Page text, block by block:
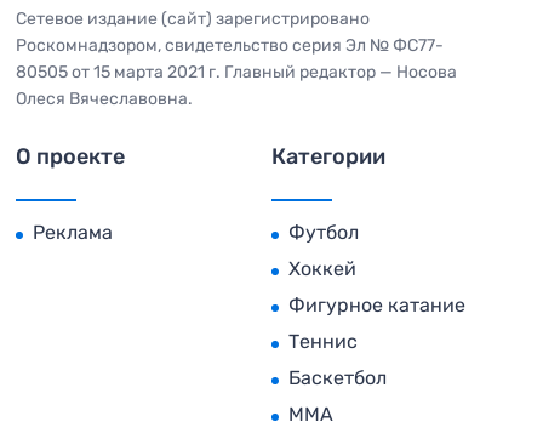
Сетевое издание (сайт) зарегистрировано
Роскомнадзором, свидетельство серия Эл № ФС77-
80505 от 15 марта 2021 г. Главный редактор — Носова
Олеся Вячеславовна.
О проекте
Реклама
Категории
Футбол
Хоккей
Фигурное катание
Теннис
Баскетбол
MMA